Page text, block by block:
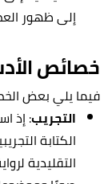
إلى ظهور
خصائص
فيما يلي بعض
التجريب: إذ
الكتابة
التقليدية